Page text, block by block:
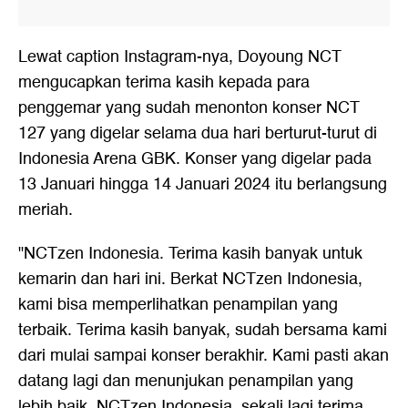
Lewat caption Instagram-nya, Doyoung NCT
mengucapkan terima kasih kepada para
penggemar yang sudah menonton konser NCT
127 yang digelar selama dua hari berturut-turut di
Indonesia Arena GBK. Konser yang digelar pada
13 Januari hingga 14 Januari 2024 itu berlangsung
meriah.
"NCTzen Indonesia. Terima kasih banyak untuk
kemarin dan hari ini. Berkat NCTzen Indonesia,
kami bisa memperlihatkan penampilan yang
terbaik. Terima kasih banyak, sudah bersama kami
dari mulai sampai konser berakhir. Kami pasti akan
datang lagi dan menunjukan penampilan yang